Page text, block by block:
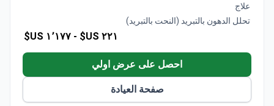
المتحدة وكندا وأستراليا.
تستخدم أنظمة ليزر متقدمة وأدوات تشخيص حديثة.
يعمل فريق مكون من 6 متخصصين على تطوير
مهاراتهم من خلال البحث والتعاون الدولي.
علاج
تحلل الدهون بالتبريد (النحت بالتبريد)
٢٢١ US$ - ١٬١٧٧ US$
احصل على عرض اولي
صفحة العيادة